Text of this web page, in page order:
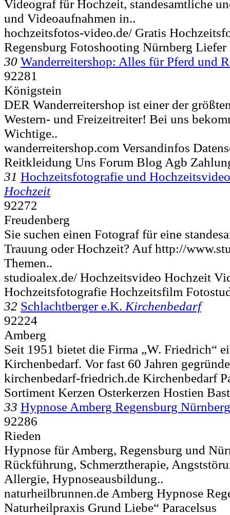
Videograf für Hochzeit, standesamtliche
und Videoaufnahmen in..
hochzeitsfotos-video.de/ Gratis
Regensburg Fotoshooting Nürnberg Liefer
30 Wanderreitershop: Alles für Pferd und
92281
Königstein
DER Wanderreitershop ist einer der
Western- und Freizeitreiter! Bei uns
Wichtige..
wanderreitershop.com Versandinfos
Reitkleidung Uns Forum Blog Agb
31 Hochzeitsfotografie und
Hochzeit
92272
Freudenberg
Sie suchen einen Fotograf für eine
Trauung oder Hochzeit? Auf http://
Themen..
studioalex.de/ Hochzeitsvideo Hochzeit
Hochzeitsfotografie Hochzeitsfilm
32 Schlachtberger e.K. Kirchenbedarf
92224
Amberg
Seit 1951 bietet die Firma „W. Friedrich“
Kirchenbedarf. Vor fast 60 Jahren
kirchenbedarf-friedrich.de Kirchenbedarf
Sortiment Kerzen Osterkerzen Hostien
33 Hypnose Amberg Regensburg Nürnberg
92286
Rieden
Hypnose für Amberg, Regensburg und
Rückführung, Schmerztherapie,
Allergie, Hypnoseausbildung..
naturheilbrunnen.de Amberg Hypnose
Naturheilpraxis Grund Liebe“ Paracelsus